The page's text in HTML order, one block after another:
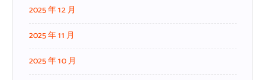
2025 年 12 月
2025 年 11 月
2025 年 10 月